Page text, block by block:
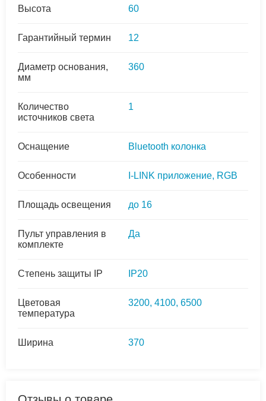
Высота 60
Гарантийный термин 12
Диаметр основания,
мм
360
Количество
источников света
1
Оснащение Bluetooth колонка
Особенности I-LINK приложение, RGB
Площадь освещения до 16
Пульт управления в
комплекте
Да
Степень защиты IP IP20
Цветовая
температура
3200, 4100, 6500
Ширина 370